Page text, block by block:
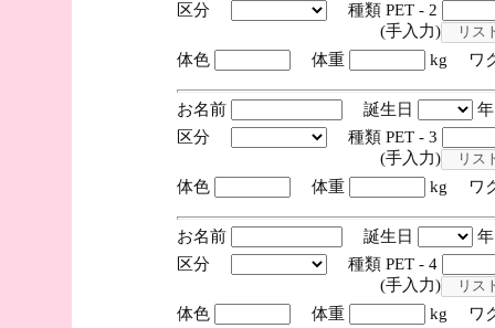
区分
種類 PET - 2
(手入力)
体色
体重 kg ワ
お名前 誕生日
区分
種類 PET - 3
(手入力)
体色
体重 kg ワ
お名前 誕生日
区分
種類 PET - 4
(手入力)
体色
体重 kg ワ